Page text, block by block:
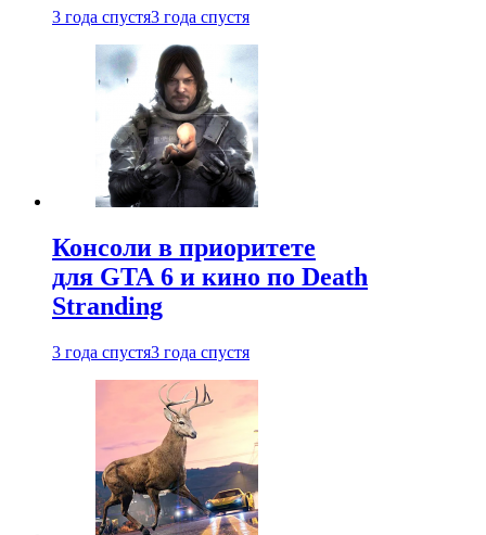
3 года спустя3 года спустя
Консоли в приоритете
для GTA 6 и кино по Death
Stranding
3 года спустя3 года спустя